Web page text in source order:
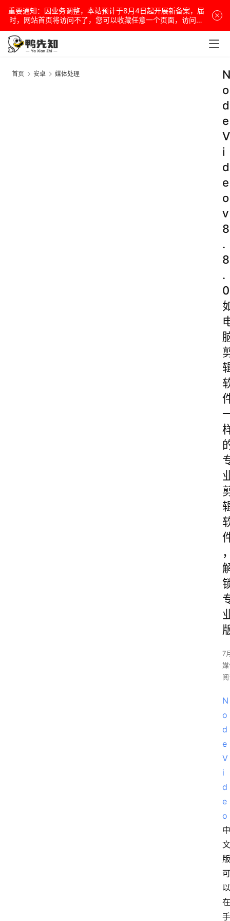
重要通知：因业务调整，本站预计于8月4日起开展新备案，届
时，网站首页将访问不了，您可以收藏任意一个页面，访问网
站！
首页 安卓 媒体处理
N
o
d
e
V
i
d
e
o
v
8
.
8
.
0
7
N
o
d
e
V
i
d
e
o
中
文
版
可
以
在
手